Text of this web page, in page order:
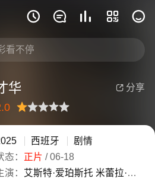
    
牙西班牙语高清电
 分享
华
荐
西班牙
剧情
态： 正片 /06-18
演： 艾斯特·爱珀斯托 米蕾拉·巴里克